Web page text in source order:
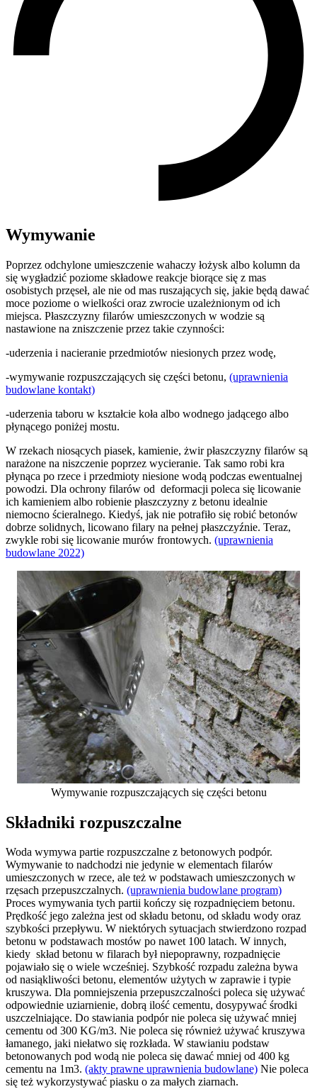
Wymywanie
Poprzez odchylone umieszczenie wahaczy łożysk albo kolumn da
się wygładzić poziome składowe reakcje biorące się z mas
osobistych przęseł, ale nie od mas ruszających się, jakie będą dawać
moce poziome o wielkości oraz zwrocie uzależnionym od ich
miejsca. Płaszczyzny filarów umieszczonych w wodzie są
nastawione na zniszczenie przez takie czynności:
-uderzenia i nacieranie przedmiotów niesionych przez wodę,
-wymywanie rozpuszczających się części betonu, (uprawnienia
budowlane kontakt)
-uderzenia taboru w kształcie koła albo wodnego jadącego albo
płynącego poniżej mostu.
W rzekach niosących piasek, kamienie, żwir płaszczyzny filarów są
narażone na niszczenie poprzez wycieranie. Tak samo robi kra
płynąca po rzece i przedmioty niesione wodą podczas ewentualnej
powodzi. Dla ochrony filarów od deformacji poleca się licowanie
ich kamieniem albo robienie płaszczyzny z betonu idealnie
niemocno ścieralnego. Kiedyś, jak nie potrafiło się robić betonów
dobrze solidnych, licowano filary na pełnej płaszczyźnie. Teraz,
zwykle robi się licowanie murów frontowych. (uprawnienia
budowlane 2022)
Wymywanie rozpuszczających się części betonu
Składniki rozpuszczalne
Woda wymywa partie rozpuszczalne z betonowych podpór.
Wymywanie to nadchodzi nie jedynie w elementach filarów
umieszczonych w rzece, ale też w podstawach umieszczonych w
rzęsach przepuszczalnych. (uprawnienia budowlane program)
Proces wymywania tych partii kończy się rozpadnięciem betonu.
Prędkość jego zależna jest od składu betonu, od składu wody oraz
szybkości przepływu. W niektórych sytuacjach stwierdzono rozpad
betonu w podstawach mostów po nawet 100 latach. W innych,
kiedy skład betonu w filarach był niepoprawny, rozpadnięcie
pojawiało się o wiele wcześniej. Szybkość rozpadu zależna bywa
od nasiąkliwości betonu, elementów użytych w zaprawie i typie
kruszywa. Dla pomniejszenia przepuszczalności poleca się używać
odpowiednie uziarnienie, dobrą ilość cementu, dosypywać środki
uszczelniające. Do stawiania podpór nie poleca się używać mniej
cementu od 300 KG/m3. Nie poleca się również używać kruszywa
łamanego, jaki niełatwo się rozkłada. W stawianiu podstaw
betonowanych pod wodą nie poleca się dawać mniej od 400 kg
cementu na 1m3. (akty prawne uprawnienia budowlane) Nie poleca
się też wykorzystywać piasku o za małych ziarnach.